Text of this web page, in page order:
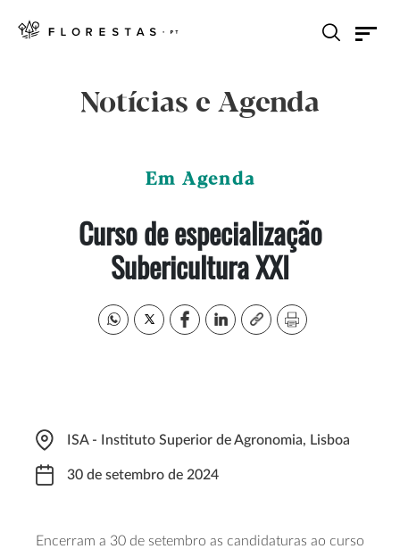
Notícias e Agenda
Em Agenda
Curso de especialização
Subericultura XXI
ISA - Instituto Superior de Agronomia, Lisboa
30 de setembro de 2024
Encerram a 30 de setembro as candidaturas ao curso